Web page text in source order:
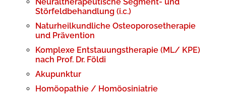
Störfeldbehandlung (i.c.)
Naturheilkundliche Osteoporosetherapie
und Prävention
Komplexe Entstauungstherapie (ML/ KPE)
nach Prof. Dr. Földi
Akupunktur
Homöopathie / Homöosiniatrie